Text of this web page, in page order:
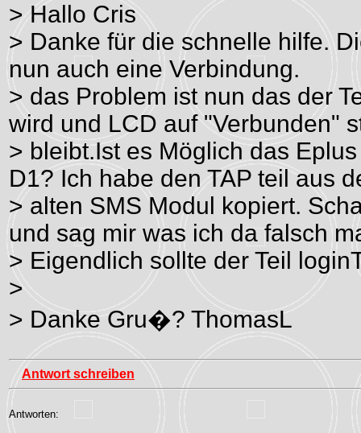
> Hallo Cris
> Danke für die schnelle hilfe.
nun auch eine Verbindung.
> das Problem ist nun das der
wird und LCD auf "Verbunden"
> bleibt.Ist es Möglich das
D1? Ich habe den TAP teil aus
> alten SMS Modul kopiert.
und sag mir was ich da falsch
> Eigendlich sollte der Teil
>
> Danke Gru�? ThomasL
Antwort schreiben
Antworten: